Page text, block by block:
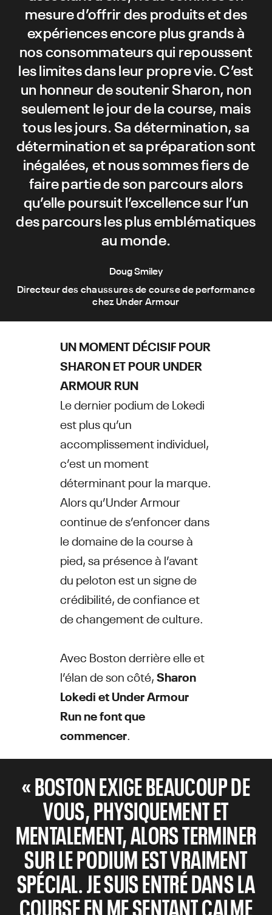
mesure d’offrir des produits et des
expériences encore plus grands à
nos consommateurs qui repoussent
les limites dans leur propre vie. C’est
un honneur de soutenir Sharon, non
seulement le jour de la course, mais
tous les jours. Sa détermination, sa
détermination et sa préparation sont
inégalées, et nous sommes fiers de
faire partie de son parcours alors
qu’elle poursuit l’excellence sur l’un
des parcours les plus emblématiques
au monde.
Doug Smiley
Directeur des chaussures de course de performance
chez Under Armour
UN MOMENT DÉCISIF POUR
SHARON ET POUR UNDER
ARMOUR RUN
Le dernier podium de Lokedi
est plus qu’un
accomplissement individuel,
c’est un moment
déterminant pour la marque.
Alors qu’Under Armour
continue de s’enfoncer dans
le domaine de la course à
pied, sa présence à l’avant
du peloton est un signe de
crédibilité, de confiance et
de changement de culture.
Avec Boston derrière elle et
l’élan de son côté,Sharon
Lokedi et Under Armour
Run ne font que
commencer.
« BOSTON EXIGE BEAUCOUP DE
VOUS, PHYSIQUEMENT ET
MENTALEMENT, ALORS TERMINER
SUR LE PODIUM EST VRAIMENT
SPÉCIAL. JE SUIS ENTRÉ DANS LA
COURSE EN ME SENTANT CALME